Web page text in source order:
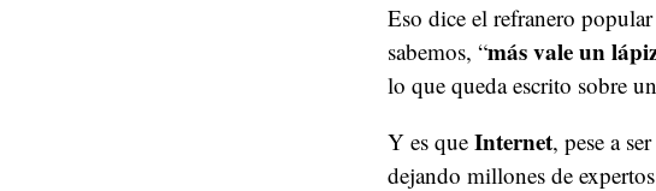
Eso dice el refranero
sabemos, “más vale un
lo que queda escrito sobre
Y es que Internet, pese a
dejando millones de expertos